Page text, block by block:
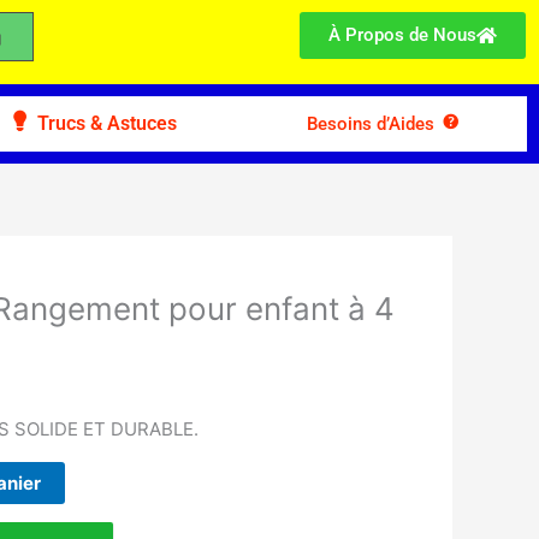
À Propos de Nous
Trucs & Astuces Besoins d’Aides
pour enfant à 4
SOLIDE ET DURABLE.